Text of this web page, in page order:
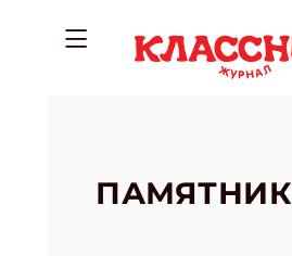
ПАМЯТНИК